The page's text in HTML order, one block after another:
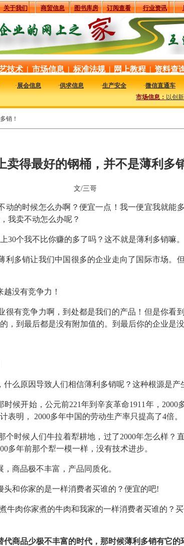
关于我们 商贸信息 图书库房 订阅查看 行业资讯
技术 | 市场信息 | 标准法规 | 网上教程 | 资料查
·展会信息 ·供求信息 ·生产安全 ·微信直通车
市场信息：以创新推
销！
卖得最好的钢桶，并不是薄利多
文/三哥
动的时候怎么办啊？便宜一点！我一便宜我就能
我卖不动怎么办呢？
30个我不比你赚的多了吗？这不就是薄利多销嘛。
利多销让我们中国很多的企业走向了国际市场。
没有竞争力！
很有竞争力啊，到处都是我们的产品！但是你看
，到最后都是没有附加值的。到最后你的企业是没
么原因导致人们相信薄利多销呢？这种根源是产
候开始，公元前221年到辛亥革命1911年，2000
表明， 2000多年中国的劳动生产率只提高了4倍。
个时候人们牛拉着犁耕地，过了2000年怎么样？
多年前那个犁一模一样，没有技术进步。
商品极不丰富，产品同质化。
和你家的是一样消费者买谁的？便宜的吧!
牛肉你家煮的牛肉和我家的一样消费者买谁的？
商品少极不丰富的时代，那时候薄利多销有它的